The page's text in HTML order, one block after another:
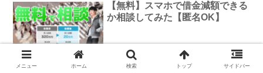
【無料】スマホで借金減額できる
か相談してみた【匿名OK】
毎月支払いが遅れている…みたいな人は、今月の返済からストップで
メニュー ホーム 検索 トップ サイドバー